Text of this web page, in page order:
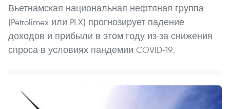
Вьетнамская национальная нефтяная группа
(Petrolimex или PLX) прогнозирует падение
доходов и прибыли в этом году из-за снижения
спроса в условиях пандемии COVID-19.